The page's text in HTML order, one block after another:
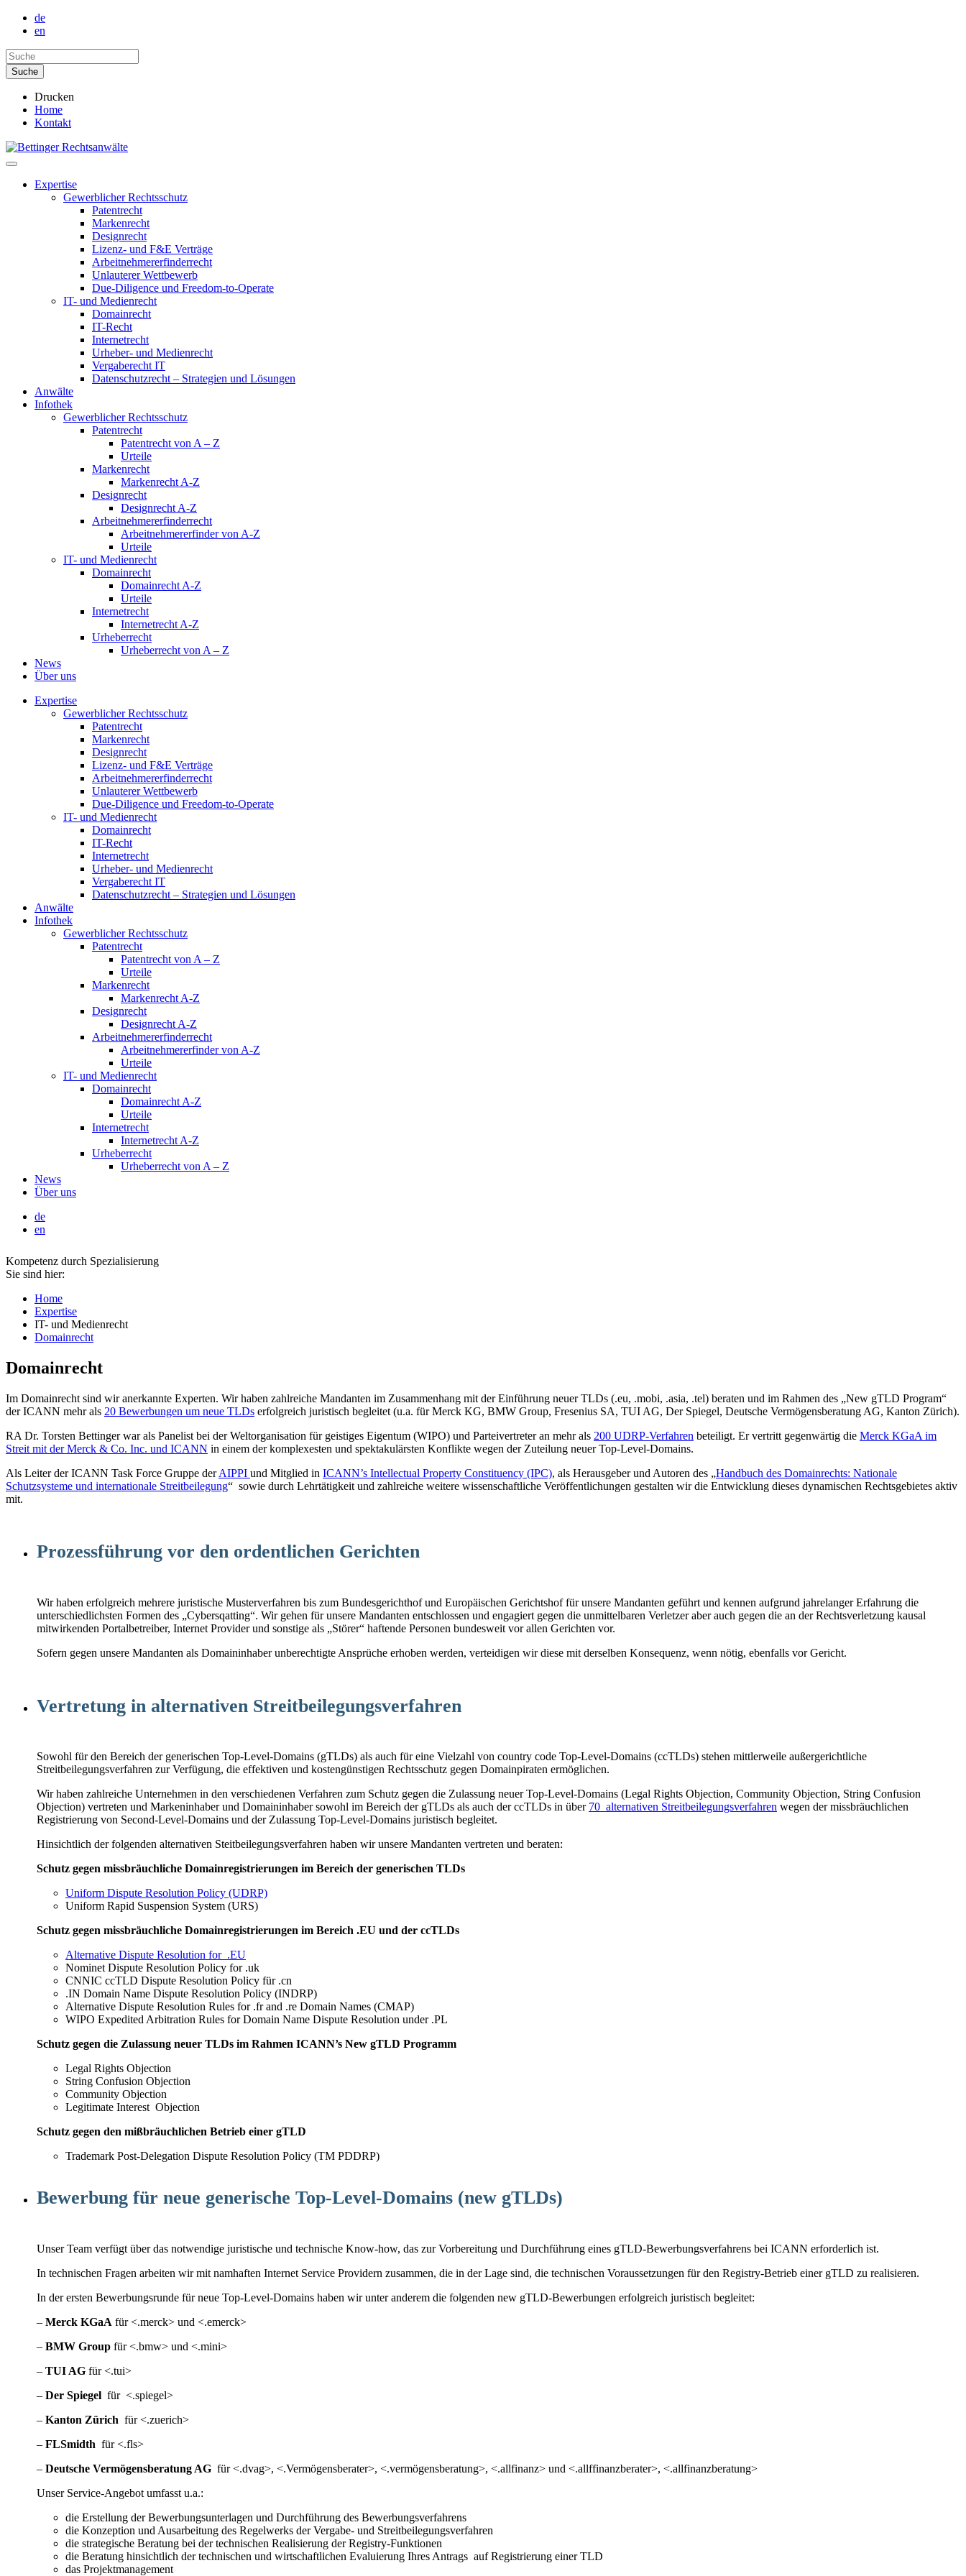
de
en
Drucken
Home
Kontakt
Expertise
Gewerblicher Rechtsschutz
Patentrecht
Markenrecht
Designrecht
Lizenz- und F&E Verträge
Arbeitnehmererfinderrecht
Unlauterer Wettbewerb
Due-Diligence und Freedom-to-Operate
IT- und Medienrecht
Domainrecht
IT-Recht
Internetrecht
Urheber- und Medienrecht
Vergaberecht IT
Datenschutzrecht – Strategien und Lösungen
Anwälte
Infothek
Gewerblicher Rechtsschutz
Patentrecht
Patentrecht von A – Z
Urteile
Markenrecht
Markenrecht A-Z
Designrecht
Designrecht A-Z
Arbeitnehmererfinderrecht
Arbeitnehmererfinder von A-Z
Urteile
IT- und Medienrecht
Domainrecht
Domainrecht A-Z
Urteile
Internetrecht
Internetrecht A-Z
Urheberrecht
Urheberrecht von A – Z
News
Über uns
Expertise
Gewerblicher Rechtsschutz
Patentrecht
Markenrecht
Designrecht
Lizenz- und F&E Verträge
Arbeitnehmererfinderrecht
Unlauterer Wettbewerb
Due-Diligence und Freedom-to-Operate
IT- und Medienrecht
Domainrecht
IT-Recht
Internetrecht
Urheber- und Medienrecht
Vergaberecht IT
Datenschutzrecht – Strategien und Lösungen
Anwälte
Infothek
Gewerblicher Rechtsschutz
Patentrecht
Patentrecht von A – Z
Urteile
Markenrecht
Markenrecht A-Z
Designrecht
Designrecht A-Z
Arbeitnehmererfinderrecht
Arbeitnehmererfinder von A-Z
Urteile
IT- und Medienrecht
Domainrecht
Domainrecht A-Z
Urteile
Internetrecht
Internetrecht A-Z
Urheberrecht
Urheberrecht von A – Z
News
Über uns
de
en
Kompetenz durch Spezialisierung
Sie sind hier:
Home
Expertise
IT- und Medienrecht
Domainrecht
Domainrecht
Im Domainrecht sind wir anerkannte Experten. Wir haben zahlreiche Mandanten im Zusammenhang mit der Einführung neuer TLDs (.eu, .mobi, .asia, .tel) beraten und im Rahmen des „New gTLD Program“
der ICANN mehr als 20 Bewerbungen um neue TLDs erfolgreich juristisch begleitet (u.a. für Merck KG, BMW Group, Fresenius SA, TUI AG, Der Spiegel, Deutsche Vermögensberatung AG, Kanton Zürich).
RA Dr. Torsten Bettinger war als Panelist bei der Weltorganisation für geistiges Eigentum (WIPO) und Parteivertreter an mehr als 200 UDRP-Verfahren beteiligt. Er vertritt gegenwärtig die Merck KGaA im
Streit mit der Merck & Co. Inc. und ICANN in einem der komplexesten und spektakulärsten Konflikte wegen der Zuteilung neuer Top-Level-Domains.
Als Leiter der ICANN Task Force Gruppe derAIPPI und Mitglied in ICANN’s Intellectual Property Constituency (IPC), als Herausgeber und Autoren des „Handbuch des Domainrechts: Nationale
Schutzsysteme und internationale Streitbeilegung“ sowie durch Lehrtätigkeit und zahlreiche weitere wissenschaftliche Veröffentlichungen gestalten wir die Entwicklung dieses dynamischen Rechtsgebietes aktiv
mit.
Prozessführung vor den ordentlichen Gerichten
Wir haben erfolgreich mehrere juristische Musterverfahren bis zum Bundesgerichthof und Europäischen Gerichtshof für unsere Mandanten geführt und kennen aufgrund jahrelanger Erfahrung die
unterschiedlichsten Formen des „Cybersqatting“. Wir gehen für unsere Mandanten entschlossen und engagiert gegen die unmittelbaren Verletzer aber auch gegen die an der Rechtsverletzung kausal
mitwirkenden Portalbetreiber, Internet Provider und sonstige als „Störer“ haftende Personen bundesweit vor allen Gerichten vor.
Sofern gegen unsere Mandanten als Domaininhaber unberechtigte Ansprüche erhoben werden, verteidigen wir diese mit derselben Konsequenz, wenn nötig, ebenfalls vor Gericht.
Vertretung in alternativen Streitbeilegungsverfahren
Sowohl für den Bereich der generischen Top-Level-Domains (gTLDs) als auch für eine Vielzahl von country code Top-Level-Domains (ccTLDs) stehen mittlerweile außergerichtliche
Streitbeilegungsverfahren zur Verfügung, die effektiven und kostengünstigen Rechtsschutz gegen Domainpiraten ermöglichen.
Wir haben zahlreiche Unternehmen in den verschiedenen Verfahren zum Schutz gegen die Zulassung neuer Top-Level-Domains (Legal Rights Objection, Community Objection, String Confusion
Objection) vertreten und Markeninhaber und Domaininhaber sowohl im Bereich der gTLDs als auch der ccTLDs in über 70 alternativen Streitbeilegungsverfahren wegen der missbräuchlichen
Registrierung von Second-Level-Domains und der Zulassung Top-Level-Domains juristisch begleitet.
Hinsichtlich der folgenden alternativen Steitbeilegungsverfahren haben wir unsere Mandanten vertreten und beraten:
Schutz gegen missbräuchliche Domainregistrierungen im Bereich der generischen TLDs
Uniform Dispute Resolution Policy (UDRP)
Uniform Rapid Suspension System (URS)
Schutz gegen missbräuchliche Domainregistrierungen im Bereich .EU und der ccTLDs
Alternative Dispute Resolution for .EU
Nominet Dispute Resolution Policy for .uk
CNNIC ccTLD Dispute Resolution Policy für .cn
.IN Domain Name Dispute Resolution Policy (INDRP)
Alternative Dispute Resolution Rules for .fr and .re Domain Names (CMAP)
WIPO Expedited Arbitration Rules for Domain Name Dispute Resolution under .PL
Schutz gegen die Zulassung neuer TLDs im Rahmen ICANN’s New gTLD Programm
Legal Rights Objection
String Confusion Objection
Community Objection
Legitimate Interest Objection
Schutz gegen den mißbräuchlichen Betrieb einer gTLD
Trademark Post-Delegation Dispute Resolution Policy (TM PDDRP)
Bewerbung für neue generische Top-Level-Domains (new gTLDs)
Unser Team verfügt über das notwendige juristische und technische Know-how, das zur Vorbereitung und Durchführung eines gTLD-Bewerbungsverfahrens bei ICANN erforderlich ist.
In technischen Fragen arbeiten wir mit namhaften Internet Service Providern zusammen, die in der Lage sind, die technischen Voraussetzungen für den Registry-Betrieb einer gTLD zu realisieren.
In der ersten Bewerbungsrunde für neue Top-Level-Domains haben wir unter anderem die folgenden new gTLD-Bewerbungen erfolgreich juristisch begleitet:
– Merck KGaA für <.merck> und <.emerck>
– BMW Group für <.bmw> und <.mini>
– TUI AG für <.tui>
– Der Spiegel für <.spiegel>
– Kanton Zürich für <.zuerich>
– FLSmidth für <.fls>
– Deutsche Vermögensberatung AG für <.dvag>, <.Vermögensberater>, <.vermögensberatung>, <.allfinanz> und <.allffinanzberater>, <.allfinanzberatung>
Unser Service-Angebot umfasst u.a.:
die Erstellung der Bewerbungsunterlagen und Durchführung des Bewerbungsverfahrens
die Konzeption und Ausarbeitung des Regelwerks der Vergabe- und Streitbeilegungsverfahren
die strategische Beratung bei der technischen Realisierung der Registry-Funktionen
die Beratung hinsichtlich der technischen und wirtschaftlichen Evaluierung Ihres Antrags auf Registrierung einer TLD
das Projektmanagement